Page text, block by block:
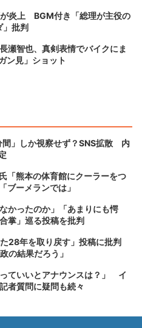
炎上 BGM付き「総理が主役の
」批判
瀬智也、真剣表情でバイクにま
ン見」ショット
間」しか視察せず？SNS拡散 内
「熊本の体育館にクーラーをつ
ブーメランでは」
かったのか」「あまりにも愕
掌」巡る投稿を批判
28年を取り戻す」投稿に批判
の結果だろう」
っていいとアナウンスは？」 イ
者質問に疑問も続々